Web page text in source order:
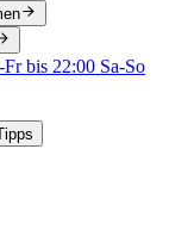
bis 22:00 Sa-So